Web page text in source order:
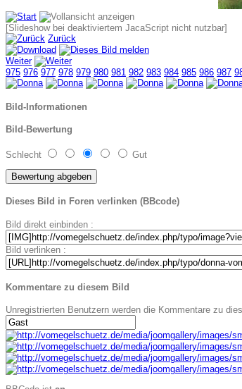
[Slideshow bei deaktiviertem JacaScript nicht nutzbar]
Zurück
Weiter
975 976 977 978 979 980 981 982 983 984 985 986 987
Bild-Informationen
Bild-Bewertung
Schlecht Gut
Dieses Bild in Foren verlinken (BBcode)
Bild direkt einbinden :
Bild verlinken :
Kommentare zu diesem Bild
Unregistrierten Benutzern werden die Kommentare zu